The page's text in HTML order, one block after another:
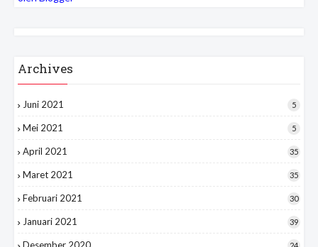
Archives
Juni 2021 5
Mei 2021 5
April 2021 35
Maret 2021 35
Februari 2021 30
Januari 2021 39
Desember 2020 24